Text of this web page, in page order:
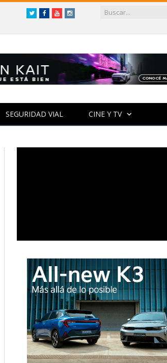
TwitterFacebookYouTubeInstagram
SEGURIDAD VIAL CINE Y TV